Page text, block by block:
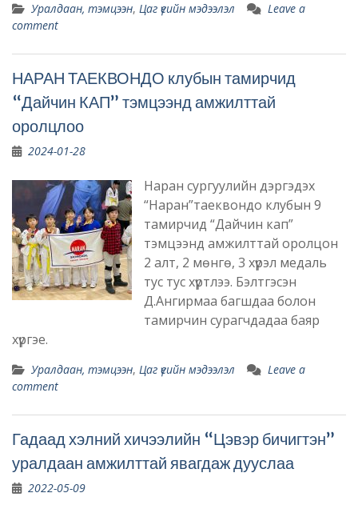
Уралдаан, тэмцээн, Цаг үеийн мэдээлэл
Leave a
comment
НАРАН ТАЕКВОНДО клубын тамирчид
“Дайчин КАП” тэмцээнд амжилттай
оролцлоо
2024-01-28
Наран сургуулийн дэргэдэх
“Наран”таеквондо клубын 9
тамирчид “Дайчин кап”
тэмцээнд амжилттай оролцон
2 алт, 2 мөнгө, 3 хүрэл медаль
тус тус хүртлээ. Бэлтгэсэн
Д.Ангирмаа багшдаа болон
тамирчин сурагчдадаа баяр
хүргэе.
Уралдаан, тэмцээн, Цаг үеийн мэдээлэл
Leave a
comment
Гадаад хэлний хичээлийн “Цэвэр бичигтэн”
уралдаан амжилттай явагдаж дууслаа
2022-05-09